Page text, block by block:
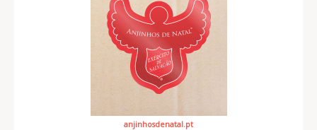
anjinhosdenatal.pt